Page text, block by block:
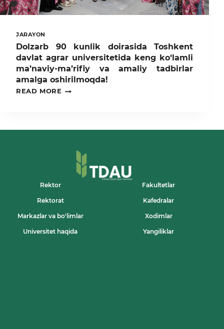
JARAYON
Dolzarb 90 kunlik doirasida Toshkent
davlat agrar universitetida keng ko‘lamli
ma’naviy-ma’rifiy va amaliy tadbirlar
amalga oshirilmoqda!
READ MORE
DOLZARB
UNIVERSITETIDA
MA’RIFIY
AMALIY
AMALGA
Rektor Fakultetlar
Rektorat Kafedralar
Markazlar va bo'limlar Xodimlar
Universitet haqida Yangiliklar